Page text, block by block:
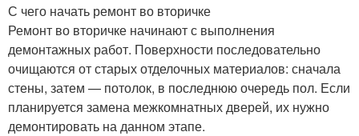
С чего начать ремонт во вторичке
Ремонт во вторичке начинают с выполнения
демонтажных работ. Поверхности последовательно
очищаются от старых отделочных материалов: сначала
стены, затем — потолок, в последнюю очередь пол. Если
планируется замена межкомнатных дверей, их нужно
демонтировать на данном этапе.